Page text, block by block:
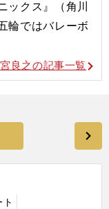
ックス』（角川
輪ではバレーボ
良之の記事一覧